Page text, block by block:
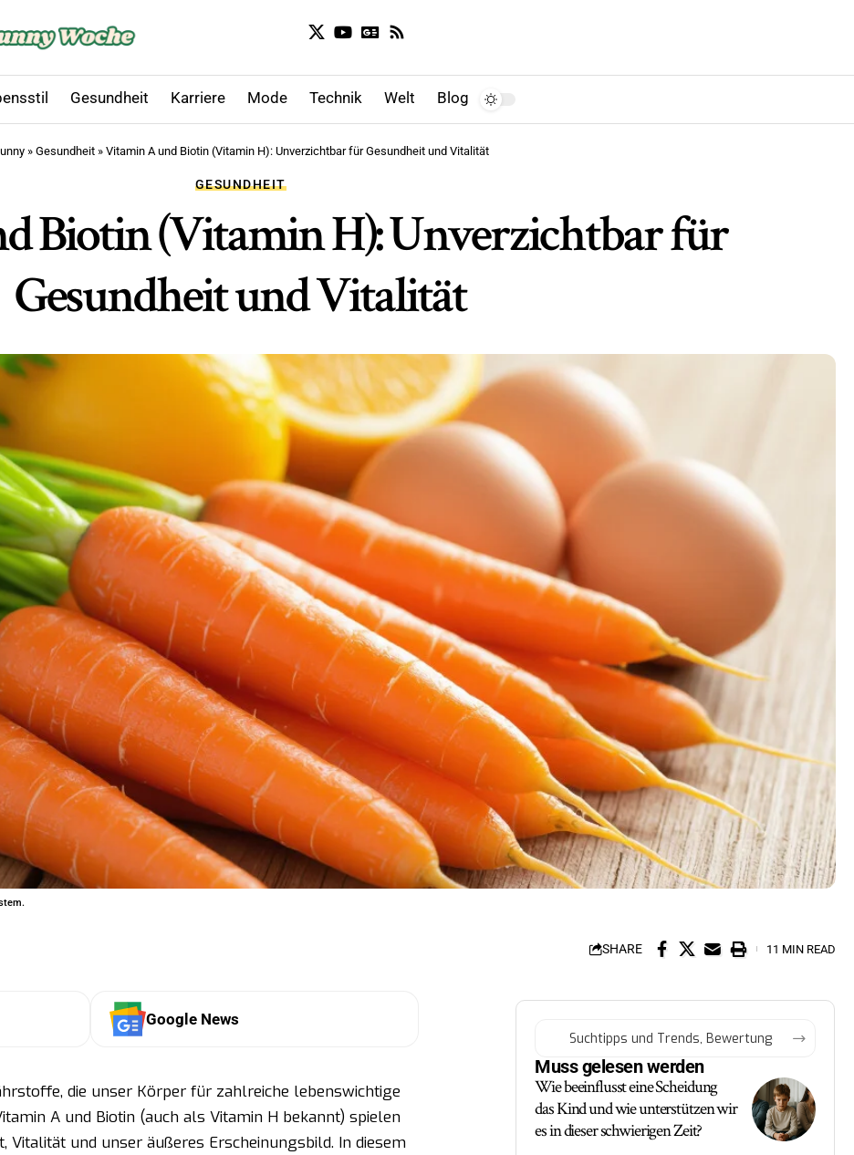
Gesundheit Karriere Mode Technik Welt Blog
» Gesundheit » Vitamin A und Biotin (Vitamin H): Unverzichtbar für Gesundheit und Vitalität
GESUNDHEIT
Biotin (Vitamin H): Unverzichtbar für
Gesundheit und Vitalität
SHARE 11 MIN READ
Google News
die unser Körper für zahlreiche lebenswichtige
A und Biotin (auch als Vitamin H bekannt) spielen
Vitalität und unser äußeres Erscheinungsbild. In diesem
Muss gelesen werden
Wie beeinflusst eine Scheidung
das Kind und wie unterstützen wir
es in dieser schwierigen Zeit?